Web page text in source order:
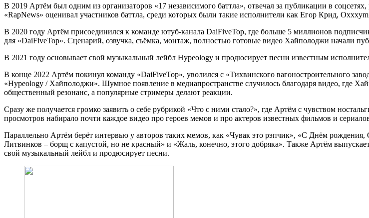
В 2019 Артём был одним из организаторов «17 независимого баттла», отвечал за публикации в
«RapNews» оценивал участников баттла, среди которых были такие исполнители как Егор Крид,
В 2020 году Артём присоединился к команде ютуб-канала DaiFiveTop, где больше 5 миллионов
для «DaiFiveTop». Сценарий, озвучка, съёмка, монтаж, полностью готовые видео Хайполоджи начали
В 2021 году основывает свой музыкальный лейбл Hypeology и продюсирует песни известным
В конце 2022 Артём покинул команду «DaiFiveTop», уволился с «Тихвинского вагоностроительного
«Hypeology / Хайполоджи». Шумное появление в медиапространстве случилось благодаря видео, где
общественный резонанс, а популярные стримеры делают реакции.
Сразу же получается громко заявить о себе рубрикой «Что с ними стало?», где Артём с чувством
просмотров набирало почти каждое видео про героев мемов и про актеров известных фильмов и
Параллельно Артём берёт интервью у авторов таких мемов, как «Чувак это рэпчик», «С Днём
Литвинков – борщ с капустой, но не красный» и «Жаль, конечно, этого добряка». Также Артём
свой музыкальный лейбл и продюсирует песни.